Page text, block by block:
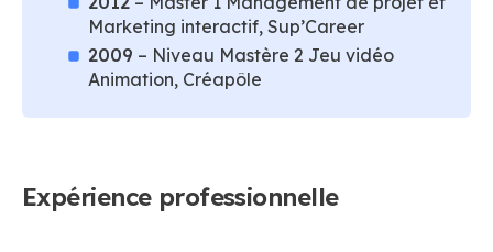
Marketing interactif, Sup’Career
2009 – Niveau Mastère 2 Jeu vidéo
Animation, Créapôle
Expérience professionnelle